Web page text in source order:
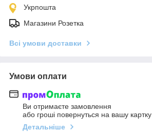
Укрпошта
Магазини Розетка
Всі умови доставки
Умови оплати
Ви отримаєте замовлення
або гроші повернуться на вашу картку
Детальніше